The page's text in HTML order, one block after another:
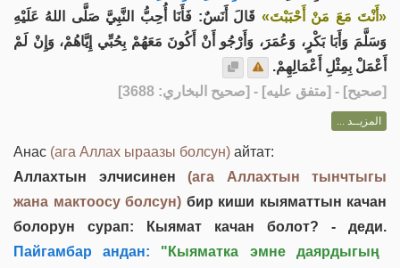
«أَنْتَ مَعَ مَنْ أَحْبَبْتَ» قَالَ أَنَسٌ: فَأَنَا أُحِبُّ النَّبِيَّ صَلَّى اللهُ عَلَيْهِ
وَسَلَّمَ وَأَبَا بَكْرٍ، وَعُمَرَ، وَأَرْجُو أَنْ أَكُونَ مَعَهُمْ بِحُبِّي إِيَّاهُمْ، وَإِنْ لَمْ
أَعْمَلْ بِمِثْلِ أَعْمَالِهِمْ.
[صحيح] - [متفق عليه] - [صحيح البخاري: 3688]
المزيــد ...
Анас (ага Аллах ыраазы болсун) айтат:
Аллахтын элчисинен (ага Аллахтын тынчтыгы
жана мактоосу болсун) бир киши кыяматтын качан
болорун сурап: Кыямат качан болот? - деди.
Пайгамбар андан:
"Кыяматка эмне даярдыгың